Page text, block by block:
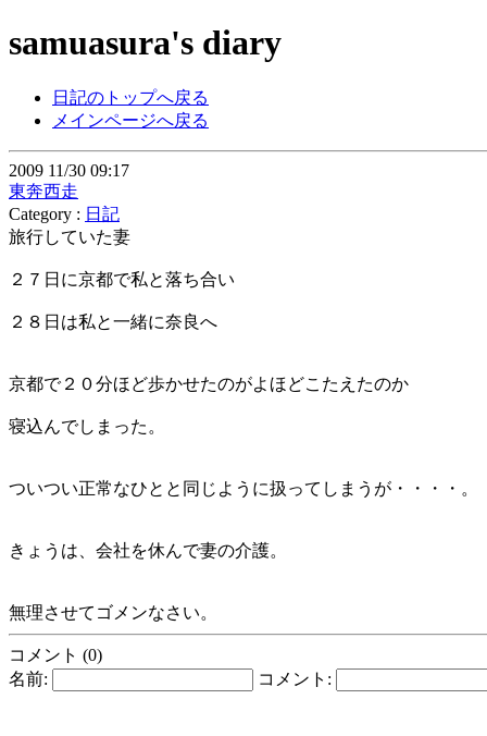
samuasura's diary
日記のトップへ戻る
メインページへ戻る
2009 11/30 09:17
東奔西走
Category : 日記
旅行していた妻
２７日に京都で私と落ち合い
２８日は私と一緒に奈良へ
京都で２０分ほど歩かせたのがよほどこたえたのか
寝込んでしまった。
ついつい正常なひとと同じように扱ってしまうが・・・・。
きょうは、会社を休んで妻の介護。
無理させてゴメンなさい。
コメント (0)
名前:
コメント: